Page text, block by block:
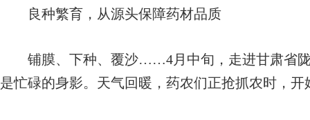
良种繁育，从源头保障药材品质
铺膜、下种、覆沙……4月中旬，走进甘肃省陇
是忙碌的身影。天气回暖，药农们正抢抓农时，